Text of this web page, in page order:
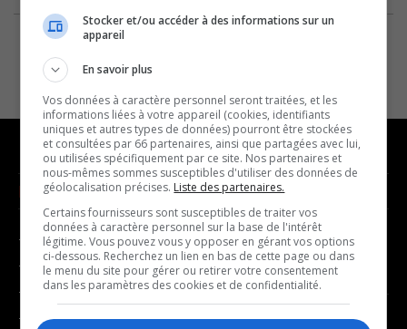
NOUVELLES
- Affaires municipales
- Communauté / Social
- Culture
- Économie
MUSIQUE
- Décompte franco
- Joué récemment
BALADOS
Stocker et/ou accéder à des informations sur un
appareil
En savoir plus
Vos données à caractère personnel seront traitées, et les
informations liées à votre appareil (cookies, identifiants
uniques et autres types de données) pourront être stockées
et consultées par 66 partenaires, ainsi que partagées avec lui,
ou utilisées spécifiquement par ce site. Nos partenaires et
nous-mêmes sommes susceptibles d'utiliser des données de
géolocalisation précises. Liste des partenaires.
Certains fournisseurs sont susceptibles de traiter vos
données à caractère personnel sur la base de l'intérêt
légitime. Vous pouvez vous y opposer en gérant vos options
ci-dessous. Recherchez un lien en bas de cette page ou dans
le menu du site pour gérer ou retirer votre consentement
dans les paramètres des cookies et de confidentialité.